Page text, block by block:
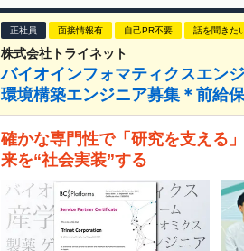
正社員 面接情報有 自己PR不要 話を聞きた
株式会社トライネット
バイオインフォマティクスエン
環境構築エンジニア募集＊前給
確かな専門性で「研究を支える
来を“社会実装”する